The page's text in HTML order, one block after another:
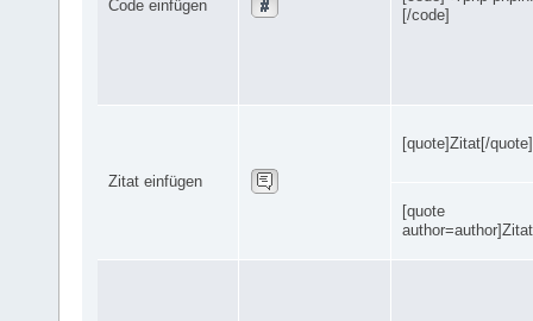
Code einfügen
[/code]
Zitat einfügen
[quote]Zitat[/quote]
[quote